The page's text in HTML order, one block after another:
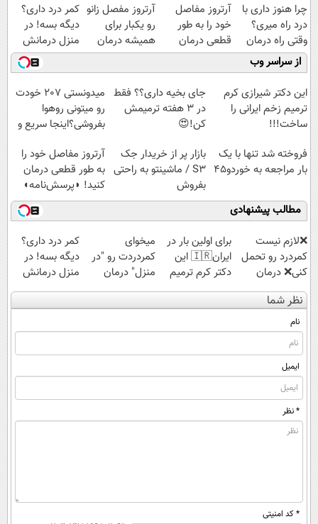
چرا هنوز داری با
درد راه میری؟
وقتی راه درمان
جلو پاته!
آرتروز مفاصل
خود را به طور
قطعی درمان
کنید!
◗پرسش‌نامه◖
آرتروز مفصل زانو
رو یکبار برای
همیشه درمان
کن!
◗پرسش‌نامه◖
کمر درد داری؟
دیگه بسه! در
منزل درمانش
کن
(◀پرسش‌نامه)
از سراسر وب
این دکتر شیرازی کرم
ترمیم زخم ایرانی را
ساخت!!!
جای بخیه داری؟؟ فقط
در 3 هفته ترمیمش
کن!😍
میدونستی 207 خودت
رو میتونی روهوا
بفروشی؟اینجا سریع و
فروخته شد تنها با یک
بار مراجعه به خوردو45
بازار پر از خریدار جک
S3 / ماشینتو به راحتی
بفروش
آرتروز مفاصل خود را
به طور قطعی درمان
کنید! ◗پرسش‌نامه◖
مطالب پیشنهادی
❌لازم نیست
کمردرد رو تحمل
کنی❌ درمان
بدون جراحی و
قرص
(پرسشنامه)
برای اولین بار در
ایران🇮🇷 این
دکتر کرم ترمیم
کننده 23 روزه
ساخت!
میخوای
کمردردت رو "در
منزل" درمان
کنی؟ (◂فیلم +
◂پرسش‌نامه)
کمر درد داری؟
دیگه بسه! در
منزل درمانش
کن
(◀پرسش‌نامه)
نظر شما
نام
ایمیل
* نظر
* کد امنیتی